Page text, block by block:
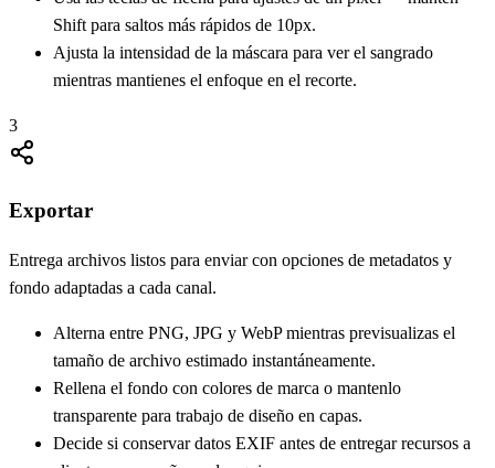
Shift para saltos más rápidos de 10px.
Ajusta la intensidad de la máscara para ver el sangrado
mientras mantienes el enfoque en el recorte.
3
Exportar
Entrega archivos listos para enviar con opciones de metadatos y
fondo adaptadas a cada canal.
Alterna entre PNG, JPG y WebP mientras previsualizas el
tamaño de archivo estimado instantáneamente.
Rellena el fondo con colores de marca o mantenlo
transparente para trabajo de diseño en capas.
Decide si conservar datos EXIF antes de entregar recursos a